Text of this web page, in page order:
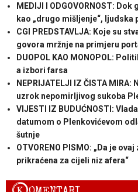
MEDIJI I ODGOVORNOST:
kao „drugo mišljenje“, ljudska
CGI PREDSTAVLJA: Koje su
govora mržnje na primjeru
DUOPOL KAO MONOPOL:
a izbori farsa
NEPRIJATELJI IZ ČISTA
uzrok nepomirljivog sukoba
VIJESTI IZ BUDUĆNOSTI:
datumom o Plenkovićevom
šutnje
OTVORENO PISMO: „Da je
prikraćena za cijeli niz afera“